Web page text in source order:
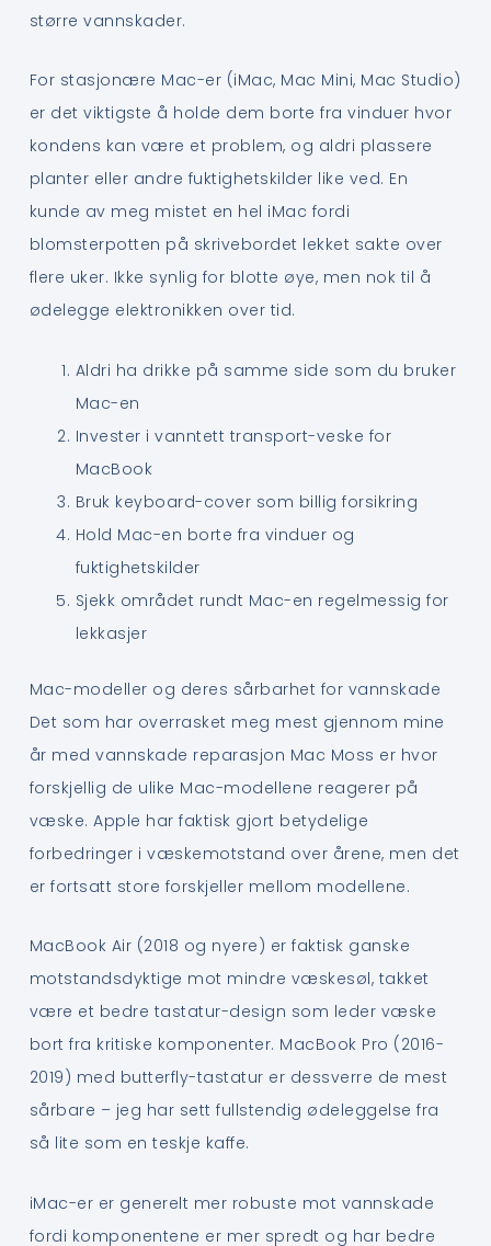
større vannskader.
For stasjonære Mac-er (iMac, Mac Mini, Mac Studio)
er det viktigste å holde dem borte fra vinduer hvor
kondens kan være et problem, og aldri plassere
planter eller andre fuktighetskilder like ved. En
kunde av meg mistet en hel iMac fordi
blomsterpotten på skrivebordet lekket sakte over
flere uker. Ikke synlig for blotte øye, men nok til å
ødelegge elektronikken over tid.
Aldri ha drikke på samme side som du bruker
Mac-en
Invester i vanntett transport-veske for
MacBook
Bruk keyboard-cover som billig forsikring
Hold Mac-en borte fra vinduer og
fuktighetskilder
Sjekk området rundt Mac-en regelmessig for
lekkasjer
Mac-modeller og deres sårbarhet for vannskade
Det som har overrasket meg mest gjennom mine
år med vannskade reparasjon Mac Moss er hvor
forskjellig de ulike Mac-modellene reagerer på
væske. Apple har faktisk gjort betydelige
forbedringer i væskemotstand over årene, men det
er fortsatt store forskjeller mellom modellene.
MacBook Air (2018 og nyere) er faktisk ganske
motstandsdyktige mot mindre væskesøl, takket
være et bedre tastatur-design som leder væske
bort fra kritiske komponenter. MacBook Pro (2016-
2019) med butterfly-tastatur er dessverre de mest
sårbare – jeg har sett fullstendig ødeleggelse fra
så lite som en teskje kaffe.
iMac-er er generelt mer robuste mot vannskade
fordi komponentene er mer spredt og har bedre